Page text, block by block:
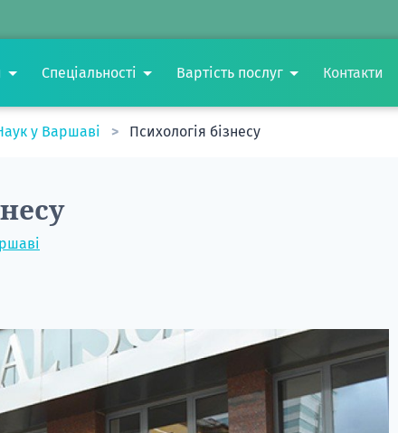
Спеціальності Вартість послуг Контакти
у Варшаві Психологія бізнесу